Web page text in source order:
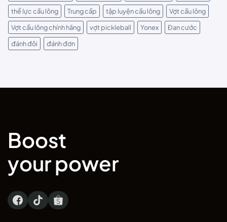
thể lực cầu lông
Trung cấp tập luyện cầu lông
Vợt cầu lông
Vợt cầu lông chính hãng
vợt pickleball Yonex
Đan cước
đánh đôi
đánh đơn
Boost
your power